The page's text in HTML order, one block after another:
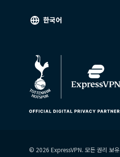
한국어
© 2026 ExpressVPN. 모든 권리 보